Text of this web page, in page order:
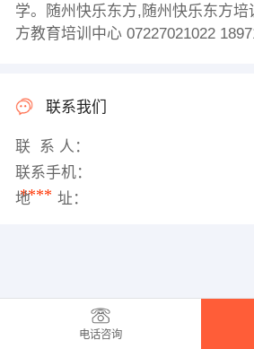
学。随州快乐东方,随州快乐东方
方教育培训中心 07227021022
联系我们
联 系 人：
联系手机：
****
地 址：
电话咨询